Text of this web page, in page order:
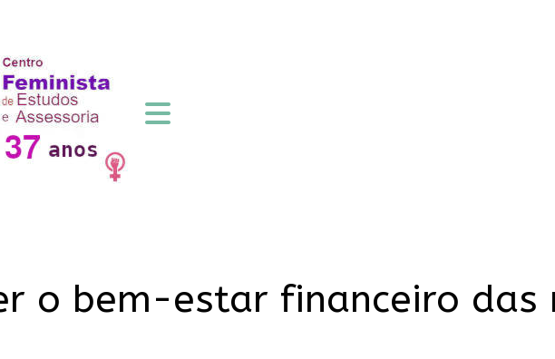
o bem-estar financeiro das